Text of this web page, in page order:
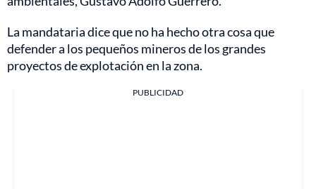
La mandataria dice que no ha hecho otra cosa que
defender a los pequeños mineros de los grandes
proyectos de explotación en la zona.
PUBLICIDAD